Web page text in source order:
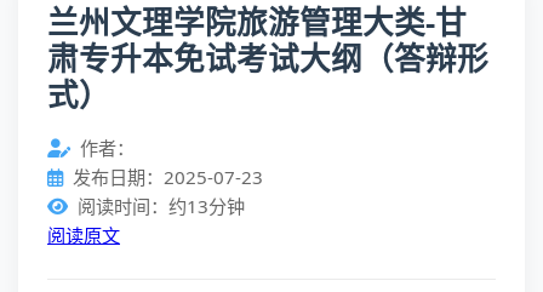
兰州文理学院旅游管理大类-甘
肃专升本免试考试大纲（答辩形
式）
作者：
发布日期：2025-07-23
阅读时间：约13分钟
阅读原文